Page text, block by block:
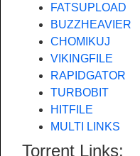
FATSUPLOAD
BUZZHEAVIER
CHOMIKUJ
VIKINGFILE
RAPIDGATOR
TURBOBIT
HITFILE
MULTI LINKS
Torrent Links: